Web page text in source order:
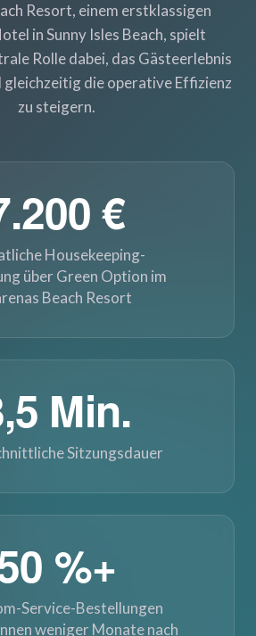
Resort, einem erstklassigen
in Sunny Isles Beach, spielt
Rolle dabei, das Gästeerlebnis
gleichzeitig die operative Effizienz
zu steigern.
€
Housekeeping-
über Green Option im
Beach Resort
Min.
Sitzungsdauer
%+
Service-Bestellungen
weniger Monate nach